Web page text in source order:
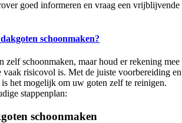
goed informeren en vraag een vrijblijvende
schoonmaken?
zelf schoonmaken, maar houd er rekening mee
risicovol is. Met de juiste voorbereiding en
het mogelijk om uw goten zelf te reinigen.
stappenplan:
schoonmaken